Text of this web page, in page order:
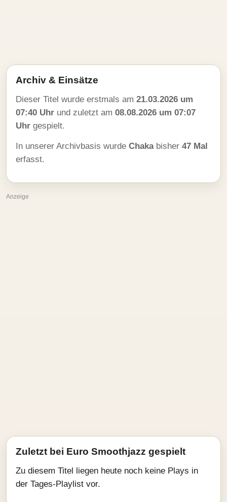
Archiv & Einsätze
Dieser Titel wurde erstmals am 21.03.2026 um
07:40 Uhr und zuletzt am 08.08.2026 um 07:07
Uhr gespielt.
In unserer Archivbasis wurde Chakabisher 47 Mal
erfasst.
Anzeige
Zuletzt bei Euro Smoothjazz gespielt
Zu diesem Titel liegen heute noch keine Plays in
der Tages-Playlist vor.